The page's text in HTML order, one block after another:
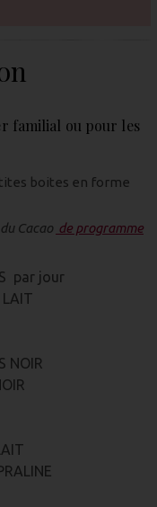
familial ou pour les
boites en forme
Cacao de programme
par jour
LAIT
NOIR